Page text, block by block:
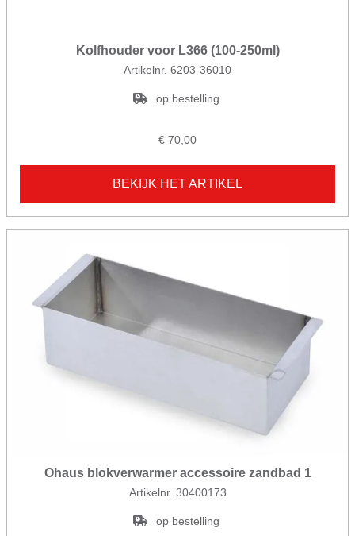
Kolfhouder voor L366 (100-250ml)
Artikelnr. 6203-36010
op bestelling
€ 70,00
BEKIJK HET ARTIKEL
Ohaus blokverwarmer accessoire zandbad 1
Artikelnr. 30400173
op bestelling